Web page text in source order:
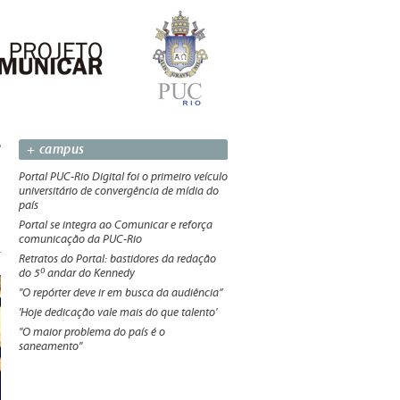
+ campus
Portal PUC-Rio Digital foi o primeiro veículo
universitário de convergência de mídia do
país
Portal se integra ao Comunicar e reforça
comunicação da PUC-Rio
Retratos do Portal: bastidores da redação
do 5º andar do Kennedy
"O repórter deve ir em busca da audiência”
'Hoje dedicação vale mais do que talento'
"O maior problema do país é o
saneamento"